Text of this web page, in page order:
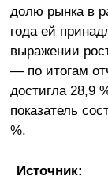
долю рынка в
года ей
выражении
— по итогам
достигла 28,9
показатель
%.
Источник: